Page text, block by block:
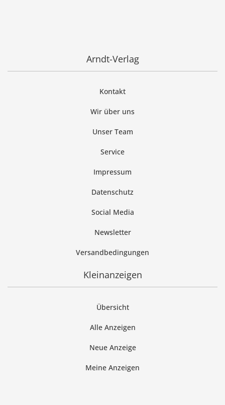
Arndt-Verlag
Kontakt
Wir über uns
Unser Team
Service
Impressum
Datenschutz
Social Media
Newsletter
Versandbedingungen
Kleinanzeigen
Übersicht
Alle Anzeigen
Neue Anzeige
Meine Anzeigen